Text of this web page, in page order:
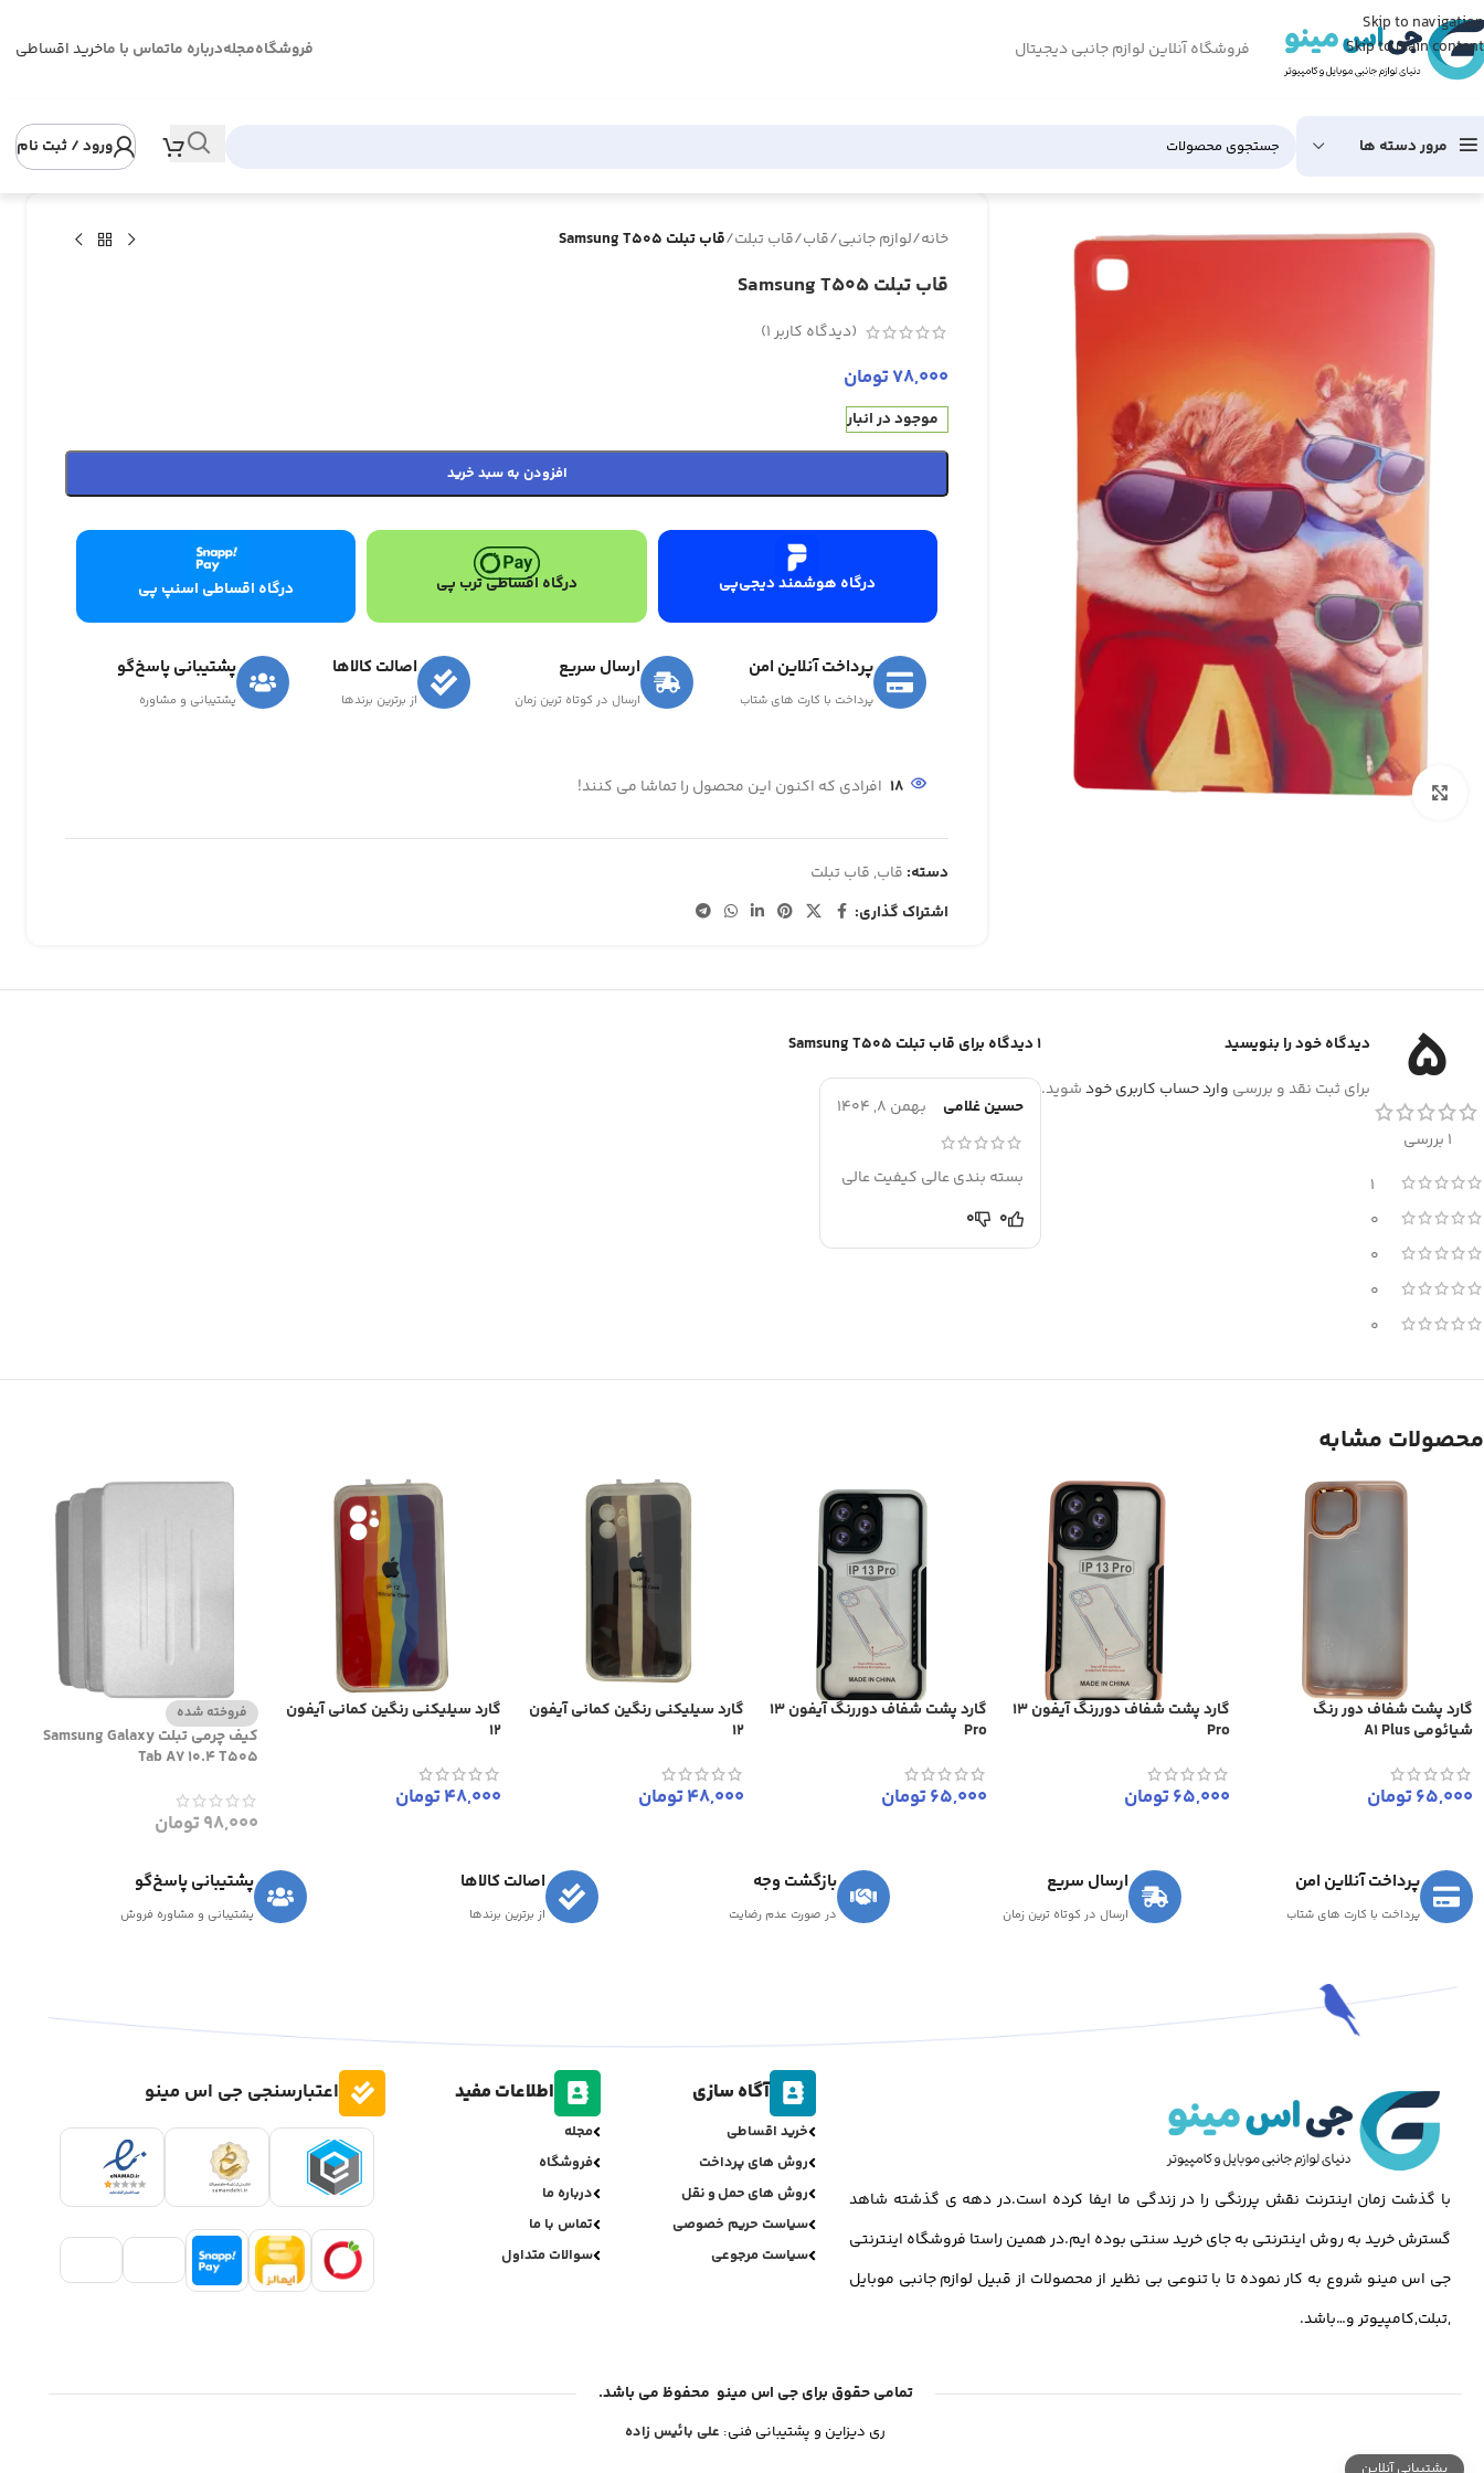
Skip to navigation
Skip to main content
فروشگاه آنلاین لوازم جانبی دیجیتال فروشگاهمجلهدرباره ماتماس با ماخرید اقساطی
مرور دسته ها ورود / ثبت نام
برای بزرگنمایی کلیک کنید
خانه/لوازم جانبی/قاب/قاب تبلت/قاب تبلت Samsung T505
قاب تبلت Samsung T505
(دیدگاه کاربر1
)
78,000تومان
موجود در انبار
افزودن به سبد خرید
درگاه هوشمند دیجی‌پی درگاه اقساطی ترب پی درگاه اقساطی اسنپ پی
پرداخت آنلاین امن
پرداخت با کارت های شتاب
ارسال سریع
ارسال در کوتاه ترین زمان
اصالت کالاها
از برترین برندها
پشتیبانی پاسخ‌گو
پشتیبانی و مشاوره
18 افرادی که اکنون این محصول را تماشا می کنند!
دسته: قاب, قاب تبلت
اشتراک گذاری:
5
1 بررسی
1
0
0
0
0
1 دیدگاه برای قاب تبلت Samsung T505
حسین غلامی بهمن 8, 1404
بسته بندی عالی کیفیت عالی
0
0
دیدگاه خود را بنویسید
برای ثبت نقد و بررسی وارد حساب کاربری خودشوید.
محصولات مشابه
گارد پشت شفاف دور رنگ
شیائومی A1 Plus
65,000تومان
گارد پشت شفاف دوررنگ آیفون 13
Pro
65,000تومان
گارد پشت شفاف دوررنگ آیفون 13
Pro
65,000تومان
گارد سیلیکنی رنگین کمانی آیفون
12
48,000تومان
گارد سیلیکنی رنگین کمانی آیفون
12
48,000تومان
فروخته شده
کیف چرمی تبلت Samsung Galaxy
Tab A7 10.4 T505
98,000تومان
پرداخت آنلاین امن
پرداخت با کارت های شتاب
ارسال سریع
ارسال در کوتاه ترین زمان
بازگشت وجه
در صورت عدم رضایت
اصالت کالاها
از برترین برندها
پشتیبانی پاسخ‌گو
پشتیبانی و مشاوره فروش
با گذشت زمان اینترنت نقش پررنگی را در زندگی ما ایفا کرده است.در دهه ی گذشته شاهد
گسترش خرید به روش اینترنتی به جای خرید سنتی بوده ایم.در همین راستا فروشگاه اینترنتی
جی اس مینو شروع به کار نموده تا با تنوعی بی نظیر از محصولات از قبیل لوازم جانبی موبایل
,تبلت,کامپیوتر و…باشد.
آگاه سازی
خرید اقساطی
روش های پرداخت
روش های حمل و نقل
سیاست حریم خصوصی
سیاست مرجوعی
اطلاعات مفید
مجله
فروشگاه
درباره ما
تماس با ما
سوالات متداول
اعتبارسنجی جی اس مینو
تمامی حقوق برای جی اس مینو محفوظ می باشد.
ری دیزاین و پشتیبانی فنی: علی بائیس زاده